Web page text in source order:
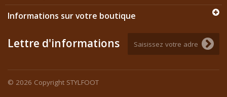
© 2026 Copyright STYLFOOT
Informations sur votre boutique
Lettre d'informations